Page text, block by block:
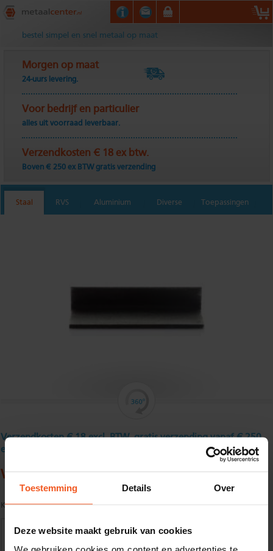
Toestemming Details Over
Deze website maakt gebruik van cookies
Metaalcenter.nl
bestel simpel en snel metaal op maat
Morgen op maat
24-uurs levering.
Voor bedrijf en particulier
alles uit voorraad leverbaar.
Verzendkosten € 18 ex btw.
Boven € 250 ex BTW gratis verzending
Staal RVS Aluminium Diverse Toepassingen
Verzendkosten € 18 excl. BTW, gratis verzending vanaf € 250
excl. BTW
Warmgewalst hoekstaal 45 x 30 x 4 mm
Kwaliteit: S235JR volgens EN10025